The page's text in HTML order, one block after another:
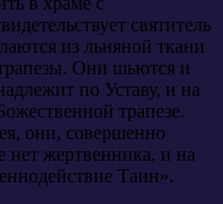
святитель
из льняной ткани
Они шьются и
по Уставу, и на
трапезе.
они, совершенно
нет жертвенника, и на
Таин».